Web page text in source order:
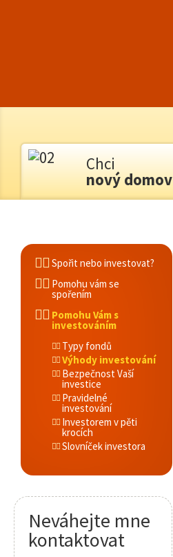
Chci
nový domov
Spořit nebo investovat?
Pomohu vám se
spořením
Pomohu Vám s
investováním
Typy fondů
Výhody investování
Bezpečnost Vaší
investice
Pravidelné
investování
Investorem v pěti
krocích
Slovníček investora
Neváhejte mne
kontaktovat